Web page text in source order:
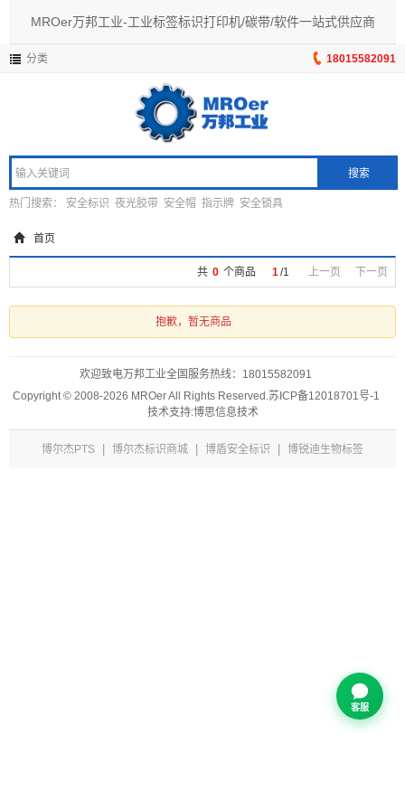
MROer万邦工业-工业标签标识打印机/碳带/软件一站式供应商
18015582091
分类
搜索
热门搜索： 安全标识 夜光胶带 安全帽 指示牌 安全锁具
首页
共 0 个商品 1 /1 上一页 下一页
抱歉，暂无商品
欢迎致电万邦工业全国服务热线： 18015582091
Copyright © 2008-2026 MROer All Rights Reserved. 苏ICP备12018701号-1
技术支持:博思信息技术
博尔杰PTS | 博尔杰标识商城 | 博盾安全标识 | 博锐迪生物标签
客服